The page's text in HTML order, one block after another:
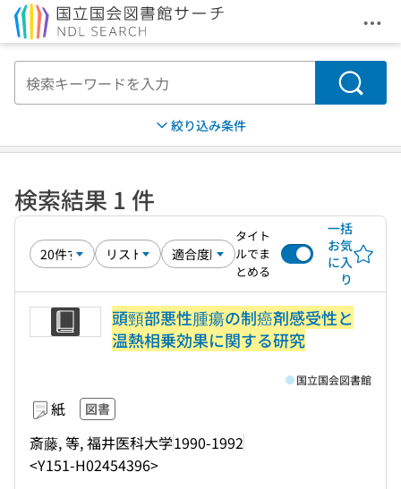
メ
検索
絞り込み条件
検索結果 1 件
タイト
ルでま
とめる
一括
お気
に入
り
頭頸部悪性腫瘍の制癌剤感受性と
温熱相乗効果に関する研究
紙 図書
斎藤, 等, 福井医科大学1990-1992
<Y151-H02454396>
国立国会図書館